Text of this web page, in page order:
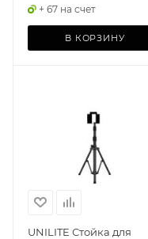
+ 67 на счет
В КОРЗИНУ
UNILITE Стойка для